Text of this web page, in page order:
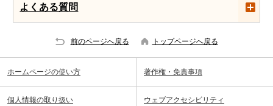
よくある質問
前のページへ戻る トップページへ戻る
ホームページの使い方 著作権・免責事項
個人情報の取り扱い ウェブアクセシビリティ